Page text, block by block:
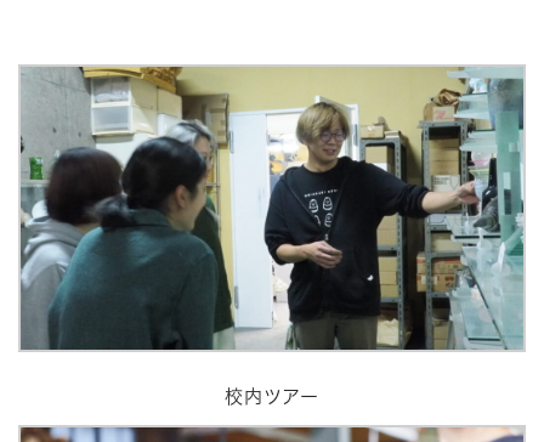
校内ツアー